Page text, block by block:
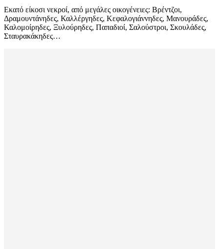
Εκατό είκοσι νεκροί, από μεγάλες οικογένειες: Βρέντζοι,
Δραμουντάνηδες, Καλλέργηδες, Κεφαλογιάννηδες, Μανουράδες,
Καλομοίρηδες, Ξυλούρηδες, Παπαδιοί, Σαλούστροι, Σκουλάδες,
Σταυρακάκηδες…